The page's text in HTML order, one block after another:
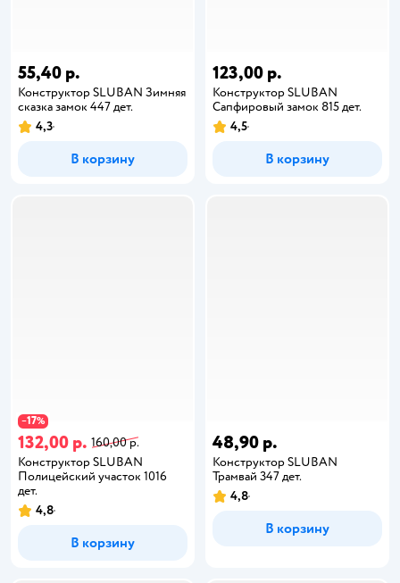
55,40 р.
Конструктор SLUBAN Зимняя
сказка замок 447 дет.
4,3
В корзину
123,00 р.
Конструктор SLUBAN
Сапфировый замок 815 дет.
4,5
В корзину
−17%
132,00 р. 160,00 р.
Конструктор SLUBAN
Полицейский участок 1016
дет.
4,8
В корзину
48,90 р.
Конструктор SLUBAN
Трамвай 347 дет.
4,8
В корзину